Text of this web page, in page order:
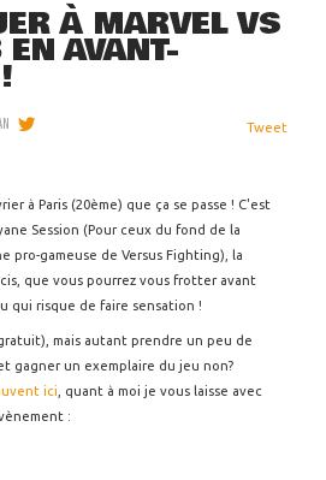
À MARVEL VS
AVANT-
Tweet
à Paris (20ème) que ça se passe ! C'est
Session (Pour ceux du fond de la
pro-gameuse de Versus Fighting), la
que vous pourrez vous frotter avant
qui risque de faire sensation !
mais autant prendre un peu de
gagner un exemplaire du jeu non?
ici , quant à moi je vous laisse avec
: